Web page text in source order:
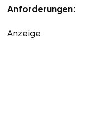
Anforderungen:
Anzeige